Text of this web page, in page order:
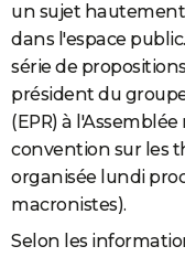
FORUM
Bricolage
Lifestyle
Culture
Sport
Auto
Television
Voyage
Cinema
un sujet
dans l'espace
série de
président du
(EPR) à
convention sur les
organisée lundi
macronistes).
Selon les